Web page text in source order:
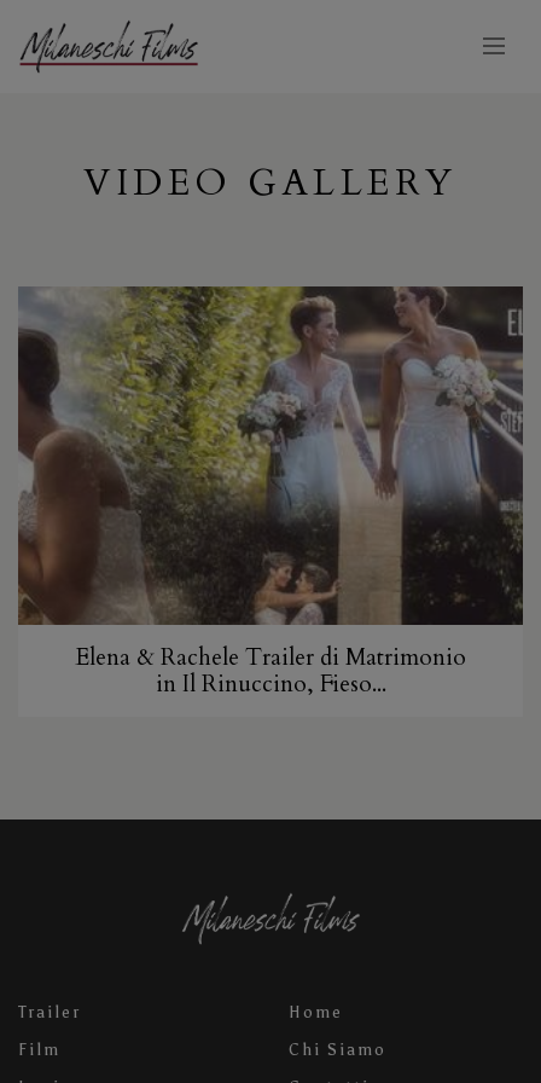
VIDEO GALLERY
Elena & Rachele Trailer di Matrimonio
in Il Rinuccino, Fieso...
Trailer
Film
Home
Chi Siamo